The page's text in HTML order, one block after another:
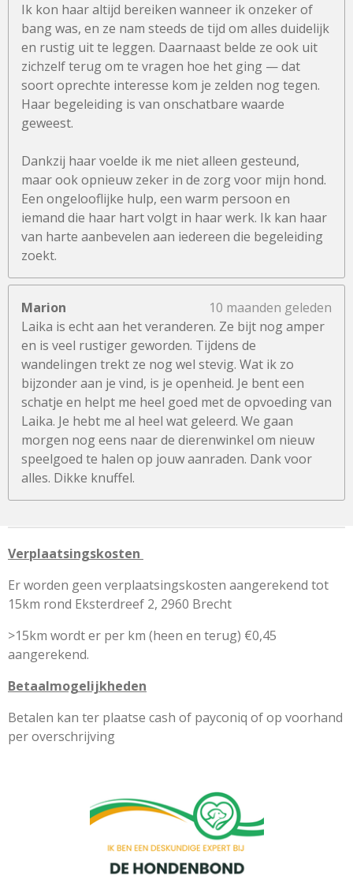
Ik kon haar altijd bereiken wanneer ik onzeker of
bang was, en ze nam steeds de tijd om alles duidelijk
en rustig uit te leggen. Daarnaast belde ze ook uit
zichzelf terug om te vragen hoe het ging — dat
soort oprechte interesse kom je zelden nog tegen.
Haar begeleiding is van onschatbare waarde
geweest.
Dankzij haar voelde ik me niet alleen gesteund,
maar ook opnieuw zeker in de zorg voor mijn hond.
Een ongelooflijke hulp, een warm persoon en
iemand die haar hart volgt in haar werk. Ik kan haar
van harte aanbevelen aan iedereen die begeleiding
zoekt.
Marion
10 maanden geleden
Laika is echt aan het veranderen. Ze bijt nog amper
en is veel rustiger geworden. Tijdens de
wandelingen trekt ze nog wel stevig. Wat ik zo
bijzonder aan je vind, is je openheid. Je bent een
schatje en helpt me heel goed met de opvoeding van
Laika. Je hebt me al heel wat geleerd. We gaan
morgen nog eens naar de dierenwinkel om nieuw
speelgoed te halen op jouw aanraden. Dank voor
alles. Dikke knuffel.
Verplaatsingskosten
Er worden geen verplaatsingskosten aangerekend tot
15km rond Eksterdreef 2, 2960 Brecht
>15km wordt er per km (heen en terug) €0,45
aangerekend.
Betaalmogelijkheden
Betalen kan ter plaatse cash of payconiq of op voorhand
per overschrijving